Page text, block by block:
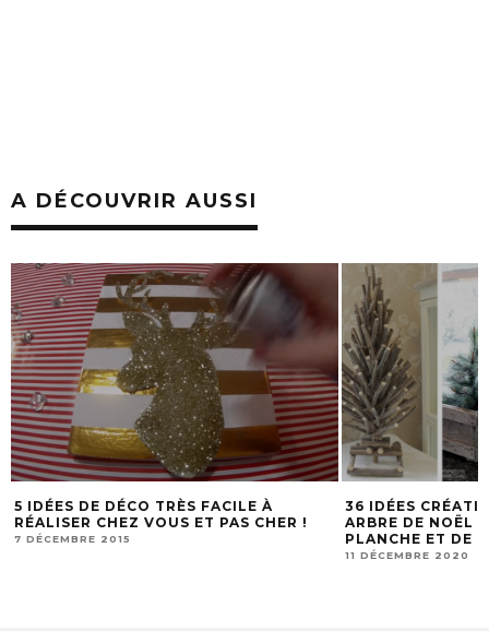
A DÉCOUVRIR AUSSI
5 IDÉES DE DÉCO TRÈS FACILE À
RÉALISER CHEZ VOUS ET PAS CHER !
7 DÉCEMBRE 2015
36 IDÉES
ARBRE DE NOËL
PLANCHE ET DE
11 DÉCEMBRE 2020